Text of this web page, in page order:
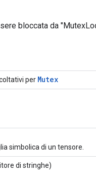
bloccata da
per Mutex
simbolica di un tensore.
di stringhe)